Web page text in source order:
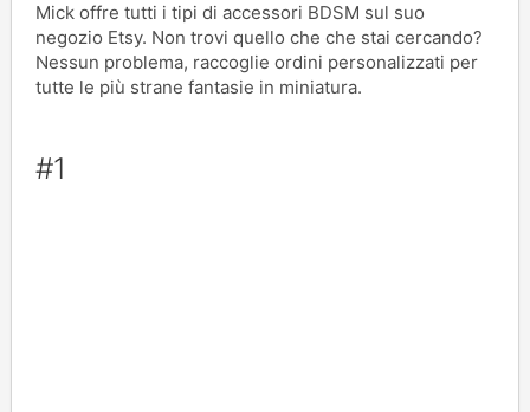
Mick offre tutti i tipi di accessori BDSM sul suo
negozio Etsy. Non trovi quello che che stai cercando?
Nessun problema, raccoglie ordini personalizzati per
tutte le più strane fantasie in miniatura.
#1